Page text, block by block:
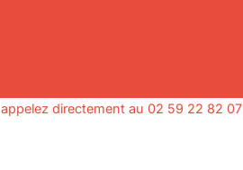
appelez directement au 02 59 22 82 07